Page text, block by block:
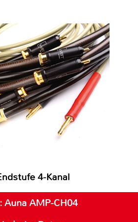
4-Kanal
AMP-CH04